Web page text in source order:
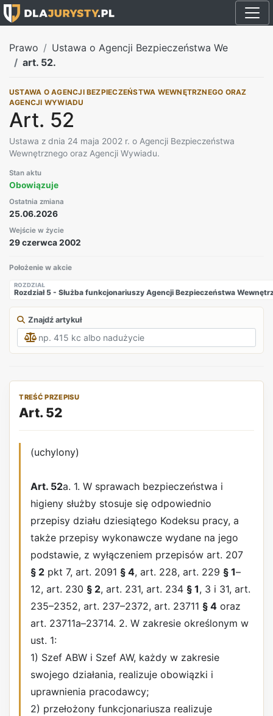
Prawo
Ustawa o Agencji Bezpieczeństwa We
art. 52.
USTAWA O AGENCJI BEZPIECZEŃSTWA WEWNĘTRZNEGO ORAZ
AGENCJI WYWIADU
Art. 52
Ustawa z dnia 24 maja 2002 r. o Agencji Bezpieczeństwa
Wewnętrznego oraz Agencji Wywiadu.
Stan aktu
Obowiązuje
Ostatnia zmiana
25.06.2026
Wejście w życie
29 czerwca 2002
Położenie w akcie
ROZDZIAŁ
Rozdział 5 - Służba funkcjonariuszy Agencji Bezpieczeństwa
Znajdź artykuł
TREŚĆ PRZEPISU
Art. 52
(uchylony)
Art. 52a. 1. W sprawach bezpieczeństwa i
higieny służby stosuje się odpowiednio
przepisy działu dziesiątego Kodeksu pracy, a
także przepisy wykonawcze wydane na jego
podstawie, z wyłączeniem przepisów art. 207
§ 2 pkt 7, art. 2091 § 4, art. 228, art. 229 § 1–
12, art. 230 § 2, art. 231, art. 234 § 1, 3 i 31, art.
235–2352, art. 237–2372, art. 23711 § 4 oraz
art. 23711a–23714. 2. W zakresie określonym w
ust. 1:
1) Szef ABW i Szef AW, każdy w zakresie
swojego działania, realizuje obowiązki i
uprawnienia pracodawcy;
2) przełożony funkcjonariusza realizuje